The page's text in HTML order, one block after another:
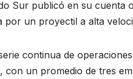
Sur publicó en su cuenta
por un proyectil a alta
continua de
un promedio de tres